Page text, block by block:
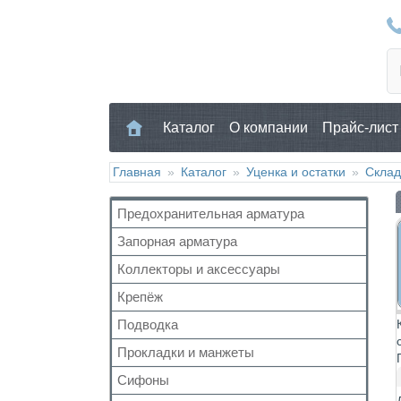
Каталог О компании Прайс-лист
Главная » Каталог » Уценка и остатки »
Предохранительная арматура
Воздухоотводчик
Клапан предохранительный
Манометр/Термометр
Обратный клапан
Поплавковый клапан
Регулятор давления
Кран Маевского
Запорная арматура
Кран шаровый для воды
Кран с американкой
Краны прочие
Краны для бытовой техники
Для радиаторов
Дачные краны
Коллекторы и аксессуары
Аксессуары для коллекторов
Коллекторные группы
Коллекторы
Крепёж
Для труб
Для радиатора
Прочий
Подводка
Газ
Газ сильфон
Вода
Прокладки и манжеты
Прокладки
Сифоны